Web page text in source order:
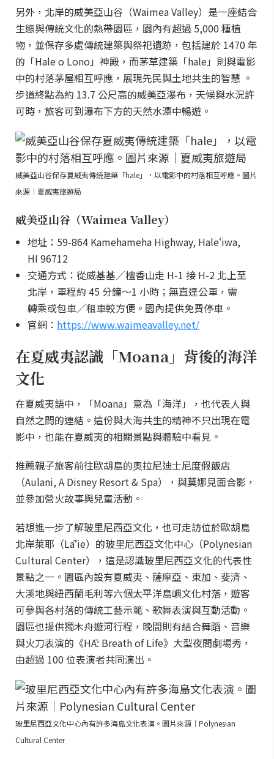
另外，北岸的威美亞山谷（Waimea Valley）是一座結合
生態與傳統文化的熱帶園區，園內有超過 5,000 種植
物，並保存多處傳統建築與祭祀遺跡，包括建於 1470 年
的「Hale o Lono」神殿，而茅草建築「hale」則與電影
中的村落茅屋相互呼應，展現先民與土地共生的智慧 。
步道終點為約 13.7 公尺高的威美亞瀑布，天候與水況許
可時，旅客可到瀑布下方的天然水潭中暢遊。
威美亞山谷保存夏威夷傳統建築「hale」，以電影中的村落相互呼應。圖片
來源｜夏威夷旅遊局
威美亞山谷（Waimea Valley）
地址：59-864 Kamehameha Highway, Haleʻiwa,
HI 96712
交通方式：從威基基／檀香山走 H-1 接 H-2 北上至
北岸，車程約 45 分鐘～1 小時；無直達公車，需
轉乘或包車／租車較方便。園內提供免費停車。
官網： https://www.waimeavalley.net/
在夏威夷認識「Moana」背後的海洋
文化
在夏威夷語中，「Moana」意為「海洋」，也代表人與
自然之間的連結。這份與大海共生的精神不只出現在電
影中，也能在夏威夷的相關景點與體驗中看見。
推薦親子旅客前往歐胡島的奧拉尼迪士尼度假飯店
（Aulani, A Disney Resort & Spa），與莫娜見面合影，
並參加營火故事與兒童活動。
若想進一步了解玻里尼西亞文化，也可走訪位於歐胡島
北岸萊耶（Lāʻie）的玻里尼西亞文化中心（Polynesian
Cultural Center），這是認識玻里尼西亞文化的代表性
景點之一。園區內設有夏威夷、薩摩亞、東加、斐濟、
大溪地與紐西蘭毛利等六個太平洋島嶼文化村落，遊客
可參與各村落的傳統工藝示範、歌舞表演與互動活動。
園區也提供獨木舟遊河行程，晚間則有結合舞蹈、音樂
與火刀表演的《HĀ: Breath of Life》大型夜間劇場秀，
由超過 100 位表演者共同演出。
玻里尼西亞文化中心內有許多海島文化表演。圖片來源｜Polynesian
Cultural Center